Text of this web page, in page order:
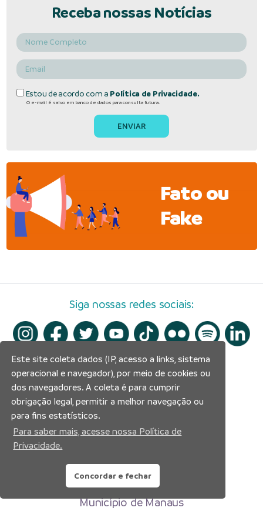
Receba nossas Notícias
Estou de acordo com a Política de Privacidade.
O e-mail é salvo em banco de dados para consulta futura.
Fato ou
Fake
Siga nossas redes sociais:
Prefeitura Municipal de Manaus
Município de Manaus
Este site coleta dados (IP, acesso a links, sistema
operacional e navegador), por meio de cookies ou
dos navegadores. A coleta é para cumprir
obrigação legal, permitir a melhor navegação ou
para fins estatísticos.
Para saber mais, acesse nossa Política de
Privacidade.
Concordar e fechar